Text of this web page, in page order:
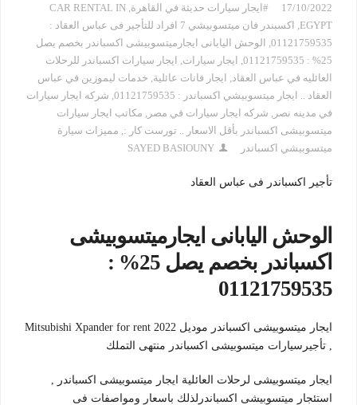
17/10/2022 #ايجار سيارات حديثة في القاهرة CAR RENTAL IN
EGYPT
اكسبندر فان ميتسوبيشي 7 افراد للتأجير فى عباس العقاد :
01121759535 الوحش اليابانى ايجارميتسوبيشى اكسباندر بخصم يصل
25% : 01121759535
ايجار سيارات ايجار سيارات اكسباندر للرحلات
العائليه في عباس العقاد ايجار فانات عائلية خدمات ليموزين في عباس
العقاد .. ايجار ميتسوبيشي اكسباندر : 01121759535
شركه ايجار سيارات
في مدينه نصر
شركه ايجار سيارات في مصر
مكاتب ايجار سيارات
ميتسوبيشى اكسباندر بأقل الاسعار .. تورست كار : مميزات سيارة
ميتسوبيشي اكسباندر
SAYED BASIOUNY
تأجير اكسباندر فى عباس العقاد
الوحش اليابانى ايجارميتسوبيشى
اكسباندر بخصم يصل 25% :
01121759535
ايجار ميتسوبيشى اكسباندر موديل 2022 Mitsubishi Xpander for rent
, تأجيرسيارات ميتسوبيشى اكسباندر منتهى التملك
ايجار ميتسوبيشى لرحلات العائلية ايجار ميتسوبيشى اكسباندر ,
استئجار ميتسوبيشى اكسباندرلذلك باسعار ومواصفات فى